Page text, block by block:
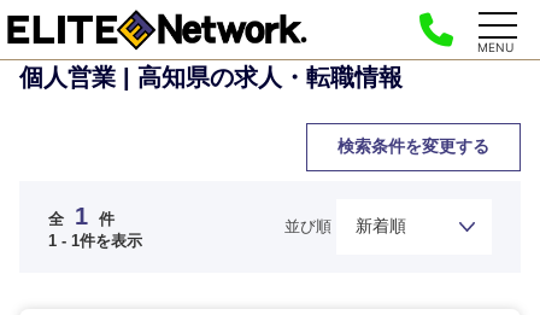
MENU
個人営業 | 高知県の求人・転職情報
検索条件を変更する
全 1 件
1 - 1件を表示
並び順